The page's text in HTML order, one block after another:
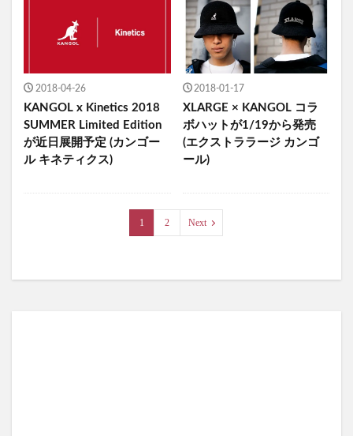
2018-04-26
KANGOL x Kinetics 2018
SUMMER Limited Edition
が近日展開予定 (カンゴー
ル キネティクス)
2018-01-17
XLARGE × KANGOL コラ
ボハットが1/19から発売
(エクストララージ カンゴ
ール)
1 2 Next